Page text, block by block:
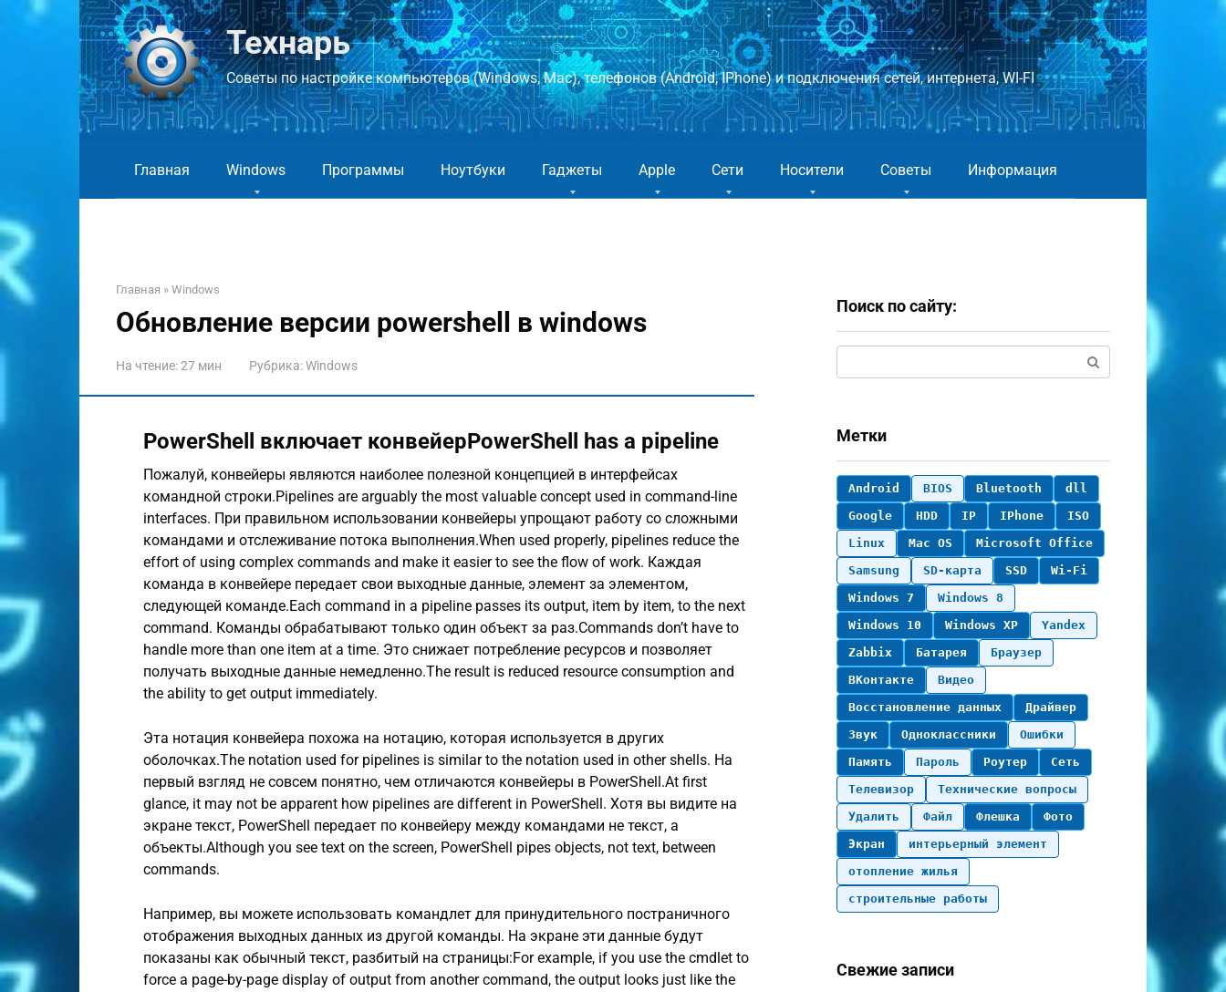
Перейти
Технарь
Советы по настройке компьютеров (Windows, Mac), телефонов (Android, IPhone) и подключения сетей, интернета, WI-FI
Главная Windows Программы Ноутбуки Гаджеты Apple Сети Носители Советы Информация
Главная » Windows
Обновление версии powershell в windows
На чтение:27 мин Рубрика:Windows
PowerShell включает конвейерPowerShell has a pipeline
Пожалуй, конвейеры являются наиболее полезной концепцией в интерфейсах
командной строки.Pipelines are arguably the most valuable concept used in command-line
interfaces. При правильном использовании конвейеры упрощают работу со сложными
командами и отслеживание потока выполнения.When used properly, pipelines reduce the
effort of using complex commands and make it easier to see the flow of work. Каждая
команда в конвейере передает свои выходные данные, элемент за элементом,
следующей команде.Each command in a pipeline passes its output, item by item, to the next
command. Команды обрабатывают только один объект за раз.Commands don’t have to
handle more than one item at a time. Это снижает потребление ресурсов и позволяет
получать выходные данные немедленно.The result is reduced resource consumption and
the ability to get output immediately.
Эта нотация конвейера похожа на нотацию, которая используется в других
оболочках.The notation used for pipelines is similar to the notation used in other shells. На
первый взгляд не совсем понятно, чем отличаются конвейеры в PowerShell.At first
glance, it may not be apparent how pipelines are different in PowerShell. Хотя вы видите на
экране текст, PowerShell передает по конвейеру между командами не текст, а
объекты.Although you see text on the screen, PowerShell pipes objects, not text, between
commands.
Например, вы можете использовать командлет для принудительного постраничного
отображения выходных данных из другой команды. На экране эти данные будут
показаны как обычный текст, разбитый на страницы:For example, if you use the cmdlet to
force a page-by-page display of output from another command, the output looks just like the
Поиск по сайту:
Метки
Android BIOS Bluetooth
dll
Google
HDD IP IPhone
ISO
Linux
Mac OS
Microsoft Office
Samsung
SD-карта SSD
Wi-Fi
Windows 7
Windows 8
Windows 10
Windows XP
Yandex
Zabbix
Батарея
Браузер
ВКонтакте
Видео
Восстановление данных
Драйвер
Звук
Одноклассники
Ошибки
Память
Пароль Роутер
Сеть
Телевизор
Технические вопросы
Удалить
Файл Флешка
Фото
Экран
интерьерный элемент
отопление жилья
строительные работы
Свежие записи